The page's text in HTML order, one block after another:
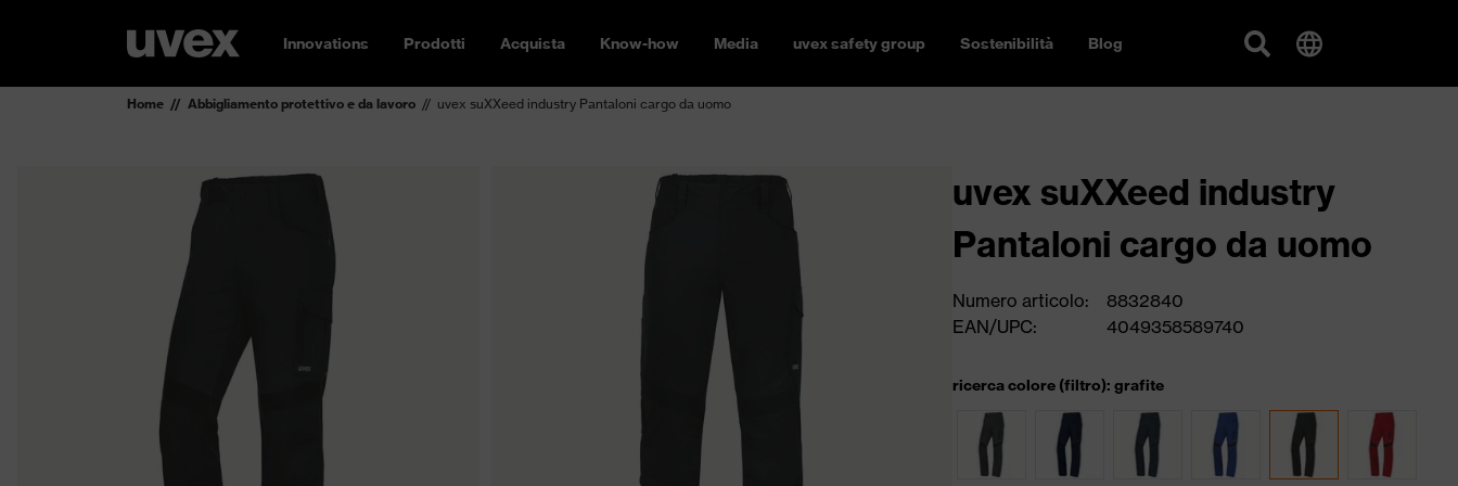
Innovations Prodotti Acquista Know-how Media uvex safety group Sostenibilità Blog
Home Abbigliamento protettivo e da lavoro uvex suXXeed industry Pantaloni cargo da uomo
uvex suXXeed industry
Pantaloni cargo da uomo
Numero articolo:
8832840
EAN/UPC:
4049358589740
ricerca colore (filtro): grafite